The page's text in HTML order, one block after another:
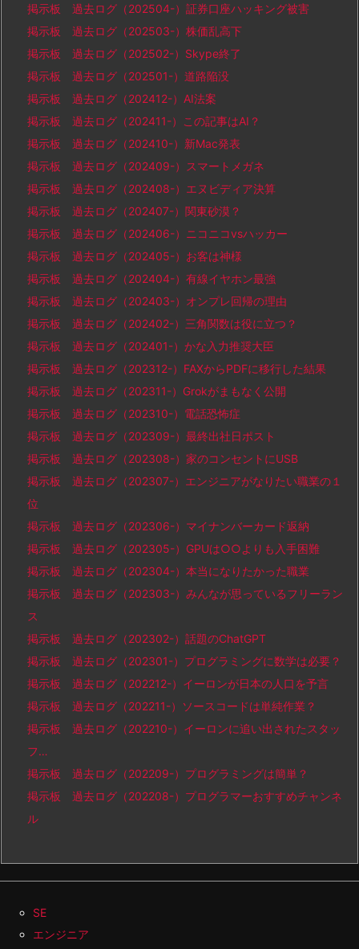
掲示板 過去ログ（202504-）証券口座ハッキング被害
掲示板 過去ログ（202503-）株価乱高下
掲示板 過去ログ（202502-）Skype終了
掲示板 過去ログ（202501-）道路陥没
掲示板 過去ログ（202412-）AI法案
掲示板 過去ログ（202411-）この記事はAI？
掲示板 過去ログ（202410-）新Mac発表
掲示板 過去ログ（202409-）スマートメガネ
掲示板 過去ログ（202408-）エヌビディア決算
掲示板 過去ログ（202407-）関東砂漠？
掲示板 過去ログ（202406-）ニコニコvsハッカー
掲示板 過去ログ（202405-）お客は神様
掲示板 過去ログ（202404-）有線イヤホン最強
掲示板 過去ログ（202403-）オンプレ回帰の理由
掲示板 過去ログ（202402-）三角関数は役に立つ？
掲示板 過去ログ（202401-）かな入力推奨大臣
掲示板 過去ログ（202312-）FAXからPDFに移行した結果
掲示板 過去ログ（202311-）Grokがまもなく公開
掲示板 過去ログ（202310-）電話恐怖症
掲示板 過去ログ（202309-）最終出社日ポスト
掲示板 過去ログ（202308-）家のコンセントにUSB
掲示板 過去ログ（202307-）エンジニアがなりたい職業の１
位
掲示板 過去ログ（202306-）マイナンバーカード返納
掲示板 過去ログ（202305-）GPUは○○よりも入手困難
掲示板 過去ログ（202304-）本当になりたかった職業
掲示板 過去ログ（202303-）みんなが思っているフリーラン
ス
掲示板 過去ログ（202302-）話題のChatGPT
掲示板 過去ログ（202301-）プログラミングに数学は必要？
掲示板 過去ログ（202212-）イーロンが日本の人口を予言
掲示板 過去ログ（202211-）ソースコードは単純作業？
掲示板 過去ログ（202210-）イーロンに追い出されたスタッ
フ…
掲示板 過去ログ（202209-）プログラミングは簡単？
掲示板 過去ログ（202208-）プログラマーおすすめチャンネ
ル
SE
エンジニア